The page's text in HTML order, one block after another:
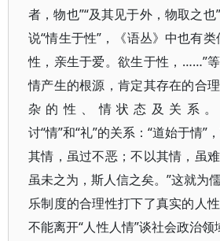
者，物也”“及其见于外，物取之
说“情生于性”，《语丛》中也有
性，亲生于爱。欲生于性，……”等
情产生的根源，肯定其存在的合
杂的性、情状态及关系
讨“情”和“礼”的关系：“道始于情”
其情，虽过不恶；不以其情，虽
虽未之为，斯人信之矣。”这就为
乐制度的合理性打下了真实的人
不能离开“人性人情”谈社会政治领